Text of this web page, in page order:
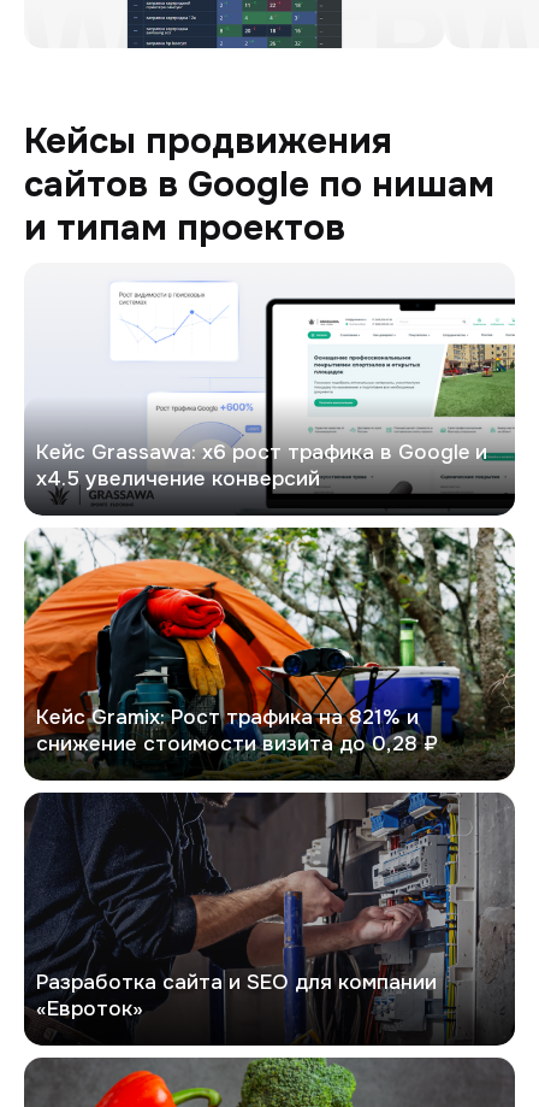
Кейсы продвижения
сайтов в Google по нишам
и типам проектов
Кейс Grassawa: х6 рост трафика в Google и
х4.5 увеличение конверсий
GRAMIX
Кейс Gramix: Рост трафика на 821% и
снижение стоимости визита до 0,28 ₽
Евроток
Разработка сайта и SEO для компании
«Евроток»
Фрукт96